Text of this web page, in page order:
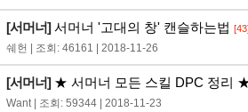
[서머너]서머너 '고대의 창' 캔슬하는법
쉐헌 | 조회: 46161 | 2018-11-26
[서머너]★ 서머너 모든 스킬 DPC 정리
Want | 조회: 59344 | 2018-11-23